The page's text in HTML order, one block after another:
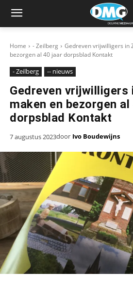
Home - Zeilberg
Gedreven vrijwilligers in
bezorgen al 40 jaar dorpsblad Kontakt
- Zeilberg -- nieuws
Gedreven vrijwilligers
maken en bezorgen
dorpsblad Kontakt
7 augustus 2023door Ivo Boudewijns